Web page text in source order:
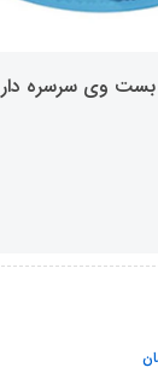
وی سرسره دار